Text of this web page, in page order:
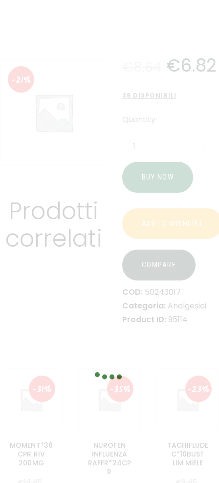
-21%
€6.82
39 DISPONIBILI
Quantity:
BUY NOW
ADD TO WISHLIST
COMPARE
COD: 50243017
Categoria: Analgesici
Product ID: 95114
Prodotti
correlati
-31%
MOMENT*36
CPR RIV
200MG
-35%
NUROFEN
INFLUENZA
RAFFR*24CP
R
-23%
TACHIFLUDE
C*10BUST
LIM MIELE